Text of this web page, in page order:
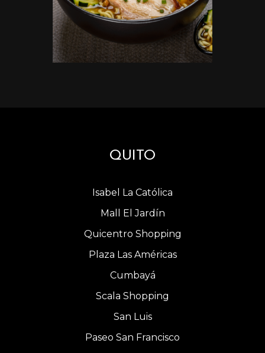
QUITO
Isabel La Católica
Mall El Jardín
Quicentro Shopping
Plaza Las Américas
Cumbayá
Scala Shopping
San Luis
Paseo San Francisco